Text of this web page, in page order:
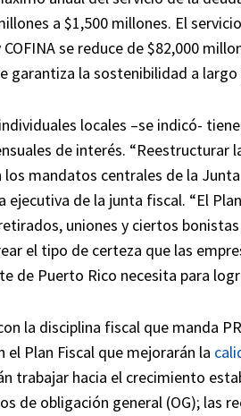
a $1,500 millones. El
se reduce de $82,000
garantiza la sostenibilidad a largo
locales –se indicó-
de interés. “Reestructurar
mandatos centrales de la
de la junta fiscal. “El
uniones y ciertos
el tipo de certeza que las
de Puerto Rico necesita para
la disciplina fiscal que manda
Plan Fiscal que mejorarán la
trabajar hacia el crecimiento
de obligación general (OG); las